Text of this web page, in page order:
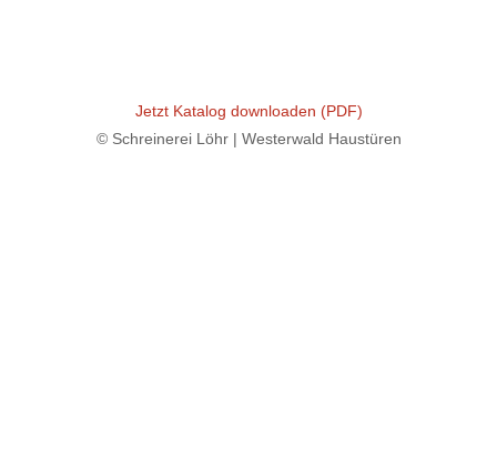
Jetzt Katalog downloaden (PDF)
© Schreinerei Löhr | Westerwald Haustüren